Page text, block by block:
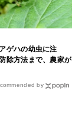
ゲハの幼虫に注
除方法まで、農家が
by